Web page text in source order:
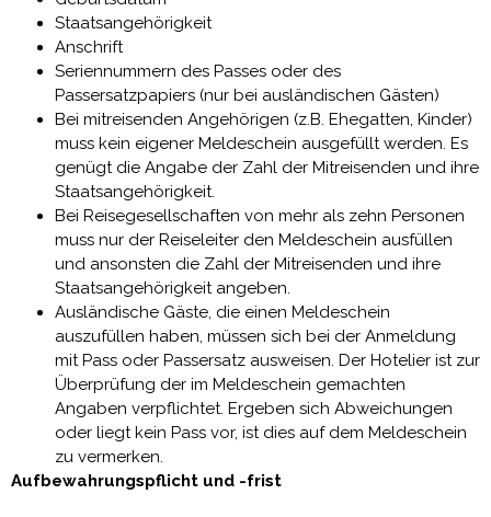
Staatsangehörigkeit
Anschrift
Seriennummern des Passes oder des
Passersatzpapiers (nur bei ausländischen Gästen)
Bei mitreisenden Angehörigen (z.B. Ehegatten, Kinder)
muss kein eigener Meldeschein ausgefüllt werden. Es
genügt die Angabe der Zahl der Mitreisenden und ihre
Staatsangehörigkeit.
Bei Reisegesellschaften von mehr als zehn Personen
muss nur der Reiseleiter den Meldeschein ausfüllen
und ansonsten die Zahl der Mitreisenden und ihre
Staatsangehörigkeit angeben.
Ausländische Gäste, die einen Meldeschein
auszufüllen haben, müssen sich bei der Anmeldung
mit Pass oder Passersatz ausweisen. Der Hotelier ist zur
Überprüfung der im Meldeschein gemachten
Angaben verpflichtet. Ergeben sich Abweichungen
oder liegt kein Pass vor, ist dies auf dem Meldeschein
zu vermerken.
Aufbewahrungspflicht und -frist